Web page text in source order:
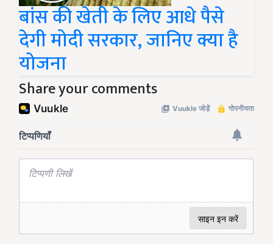
बांस की खेती के लिए आधे पैसे
देगी मोदी सरकार, जानिए क्या है
योजना
Share your comments